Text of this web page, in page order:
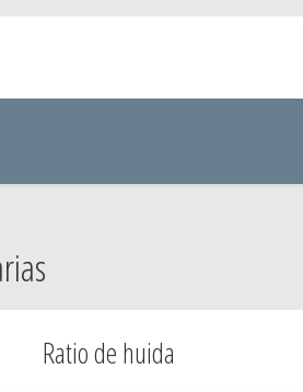
Ratio de huida